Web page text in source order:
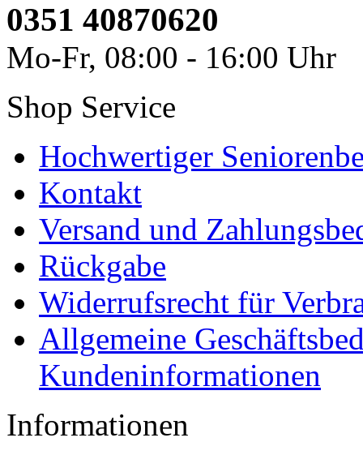
0351 40870620
Mo-Fr, 08:00 - 16:00 Uhr
Shop Service
Hochwertiger
Kontakt
Versand und
Rückgabe
Widerrufsrecht für
Allgemeine
Kundeninformationen
Informationen